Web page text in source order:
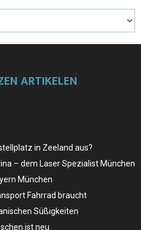
ARTIKELEN
in Zeeland aus?
– dem Laser Spezialist München
München
Fahrrad braucht
Süßigkeiten
ist neu